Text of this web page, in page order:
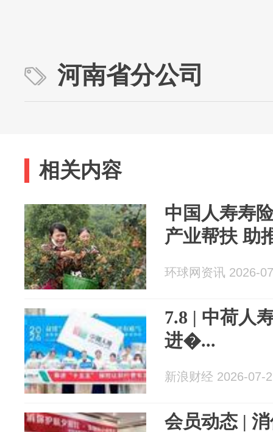
河南省分公司
相关内容
中国人寿寿
产业帮扶 助
环球网资讯 2026-
7.8 | 中荷人
进�...
新浪财经 2026-07-
会员动态 | 消